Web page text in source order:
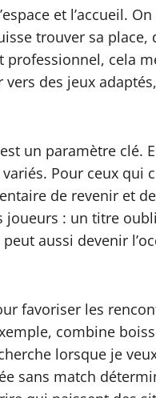
et l’accueil.
trouver sa
cela
vers des jeux
un paramètre clé.
Pour ceux
de revenir et
joueurs : un titre
aussi devenir
favoriser les
combine
lorsque je
sans match